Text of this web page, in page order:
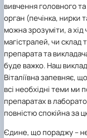
вивчення головного
орган (печінка, нирки
можна зрозуміти, а хід
магістралей, чи склад
препарата та
буде важко. Наш
Віталіївна запевняє,
всі необхідні теми ми
препаратах в
повністю спокійна за
Єдине, що пораджу –